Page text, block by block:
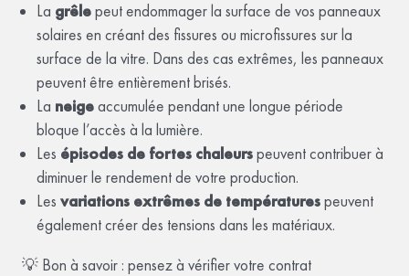
La grêlepeut endommager la surface de vos panneaux
solaires en créant des fissures ou microfissures sur la
surface de la vitre. Dans des cas extrêmes, les panneaux
peuvent être entièrement brisés.
La neigeaccumulée pendant une longue période
bloque l’accès à la lumière.
Les épisodes de fortes chaleurspeuvent contribuer à
diminuer le rendement de votre production.
Les variations extrêmes de températurespeuvent
également créer des tensions dans les matériaux.
💡 Bon à savoir : pensez à vérifier votre contrat